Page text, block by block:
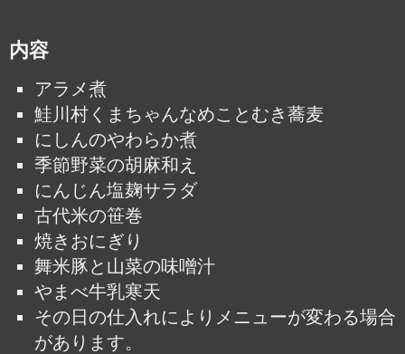
内容
アラメ煮
鮭川村くまちゃんなめことむき蕎麦
にしんのやわらか煮
季節野菜の胡麻和え
にんじん塩麹サラダ
古代米の笹巻
焼きおにぎり
舞米豚と山菜の味噌汁
やまべ牛乳寒天
その日の仕入れによりメニューが変わる場合
があります。